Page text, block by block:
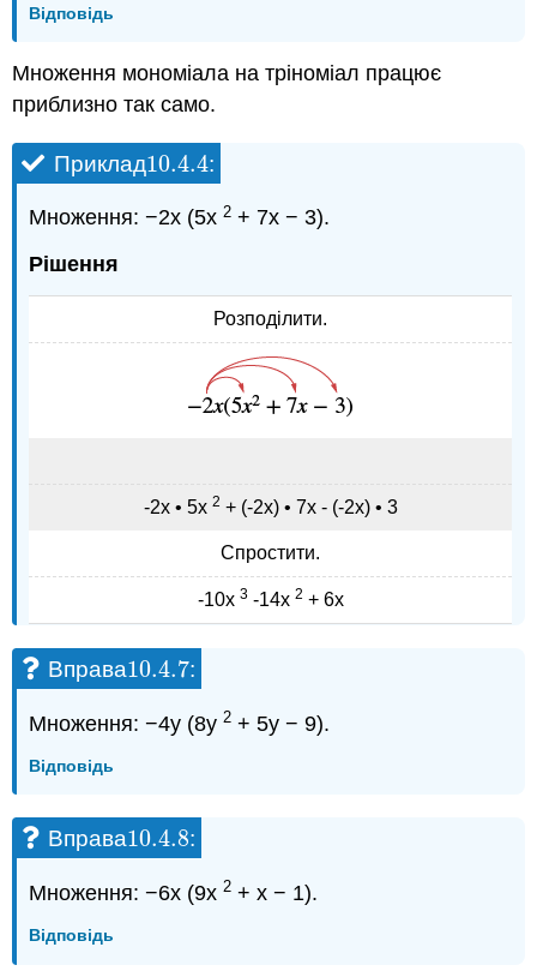
Відповідь
Множення мономіала на тріноміал працює
приблизно так само.
Приклад10.4.4
10.4.4:
Множення: −2x (5x2 + 7x − 3).
Рішення
Розподілити.
-2х • 5х 2 + (-2х) • 7х - (-2х) • 3
Спростити.
-10х 3-14х 2 + 6х
Вправа10.4.7
10.4.7:
Множення: −4y (8y2 + 5y − 9).
Відповідь
Вправа10.4.8
10.4.8:
Множення: −6x (9x2 + x − 1).
Відповідь